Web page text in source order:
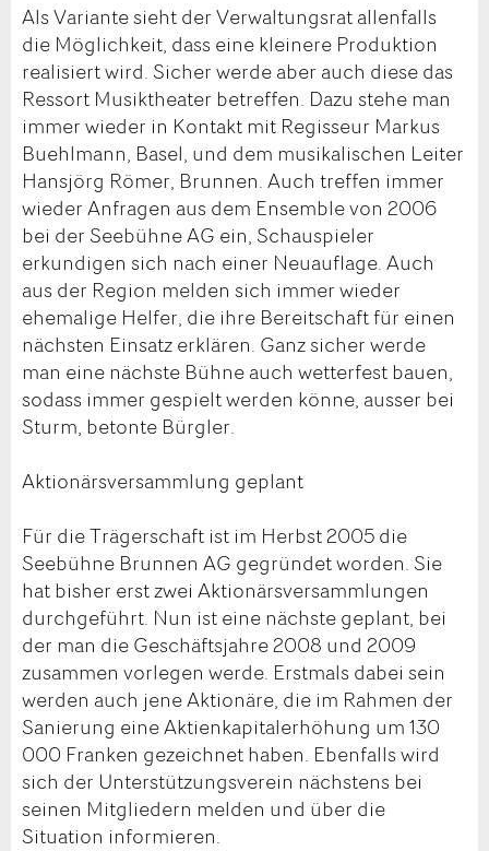
Als Variante sieht der Verwaltungsrat allenfalls
die Möglichkeit, dass eine kleinere Produktion
realisiert wird. Sicher werde aber auch diese das
Ressort Musiktheater betreffen. Dazu stehe man
immer wieder in Kontakt mit Regisseur Markus
Buehlmann, Basel, und dem musikalischen Leiter
Hansjörg Römer, Brunnen. Auch treffen immer
wieder Anfragen aus dem Ensemble von 2006
bei der Seebühne AG ein, Schauspieler
erkundigen sich nach einer Neuauflage. Auch
aus der Region melden sich immer wieder
ehemalige Helfer, die ihre Bereitschaft für einen
nächsten Einsatz erklären. Ganz sicher werde
man eine nächste Bühne auch wetterfest bauen,
sodass immer gespielt werden könne, ausser bei
Sturm, betonte Bürgler.
Aktionärsversammlung geplant
Für die Trägerschaft ist im Herbst 2005 die
Seebühne Brunnen AG gegründet worden. Sie
hat bisher erst zwei Aktionärsversammlungen
durchgeführt. Nun ist eine nächste geplant, bei
der man die Geschäftsjahre 2008 und 2009
zusammen vorlegen werde. Erstmals dabei sein
werden auch jene Aktionäre, die im Rahmen der
Sanierung eine Aktienkapitalerhöhung um 130
000 Franken gezeichnet haben. Ebenfalls wird
sich der Unterstützungsverein nächstens bei
seinen Mitgliedern melden und über die
Situation informieren.